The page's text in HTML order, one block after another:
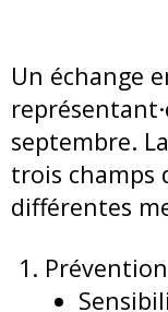
Un échange
septembre.
trois champs
différentes